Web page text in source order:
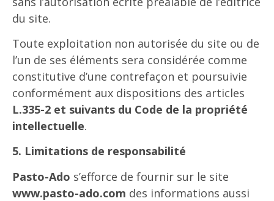
du site.
Toute exploitation non autorisée du site ou de
l’un de ses éléments sera considérée comme
constitutive d’une contrefaçon et poursuivie
conformément aux dispositions des articles
L.335-2 et suivants du Code de la propriété
intellectuelle.
5. Limitations de responsabilité
Pasto-Ado s’efforce de fournir sur le site
www.pasto-ado.com des informations aussi